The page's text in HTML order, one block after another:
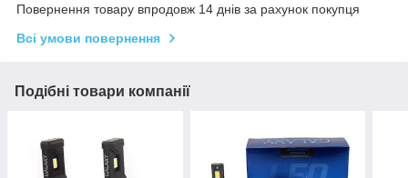
Повернення товару впродовж 14 днів за рахунок покупця
Всі умови повернення
Подібні товари компанії